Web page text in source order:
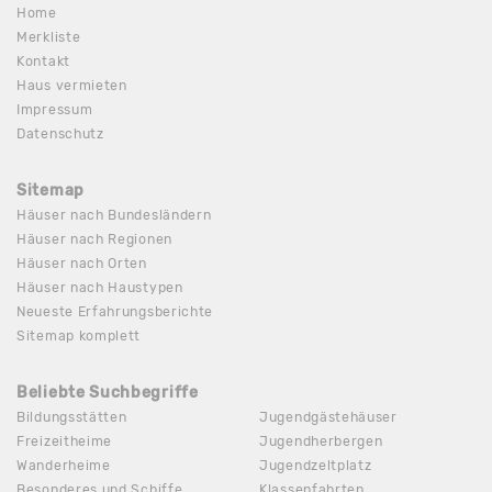
Home
Merkliste
Kontakt
Haus vermieten
Impressum
Datenschutz
Sitemap
Häuser nach Bundesländern
Häuser nach Regionen
Häuser nach Orten
Häuser nach Haustypen
Neueste Erfahrungsberichte
Sitemap komplett
Beliebte Suchbegriffe
Bildungsstätten
Freizeitheime
Wanderheime
Jugendgästehäuser
Jugendherbergen
Jugendzeltplatz